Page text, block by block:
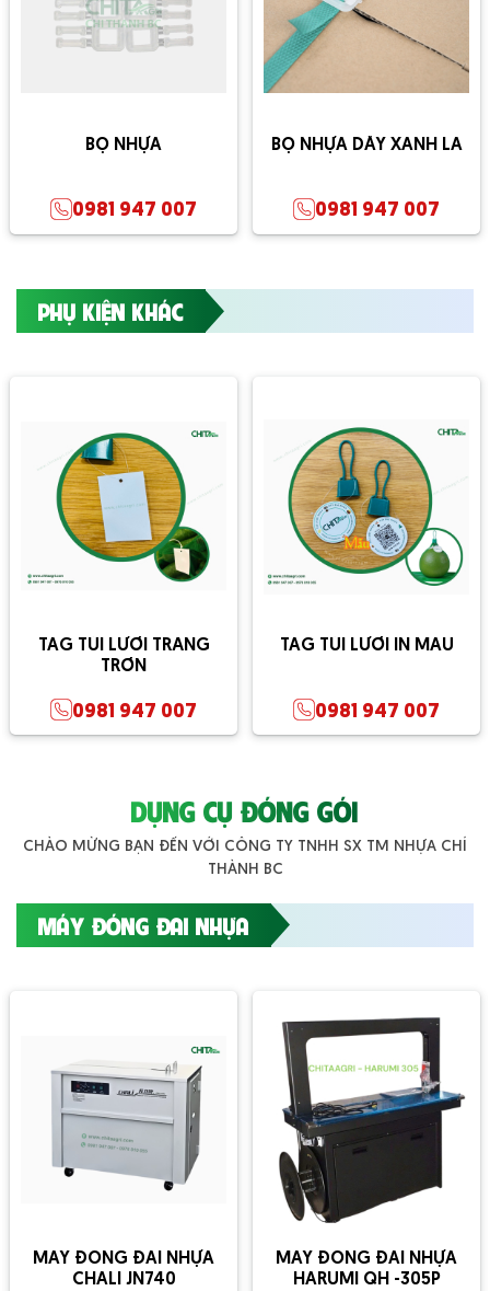
BỌ NHỰA
0981 947 007
BỌ NHỰA DÂY XANH LÁ
0981 947 007
PHỤ KIỆN KHÁC
TAG TÚI LƯỚI TRẮNG
TRƠN
0981 947 007
TAG TÚI LƯỚI IN MÀU
0981 947 007
DỤNG CỤ ĐÓNG GÓI
CHÀO MỪNG BẠN ĐẾN VỚI CÔNG TY TNHH SX TM NHỰA CHÍ
THÀNH BC
MÁY ĐÓNG ĐAI NHỰA
MÁY ĐÓNG ĐAI NHỰA
CHALI JN740
MÁY ĐÓNG ĐAI NHỰA
HARUMI QH -305P